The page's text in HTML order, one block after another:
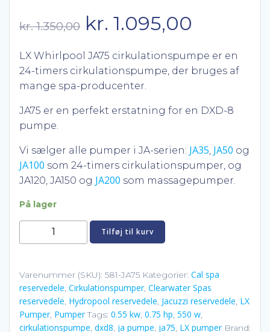
kr.1.350,00 Den
oprindelige
pris
var:
kr. 1.350,00.
kr. 1.095,00
aktuelle
pris
er:
kr.
LX Whirlpool JA75 cirkulationspumpe er en
24-timers cirkulationspumpe, der bruges af
mange spa-producenter.
JA75 er en perfekt erstatning for en DXD-8
pumpe.
Vi sælger alle pumper i JA-serien: JA35, JA50 og
JA100 som 24-timers cirkulationspumper, og
JA120, JA150 og JA200 som massagepumper.
På lager
Whirlpool
cirkulationspumpe
0.75
HP
antal
Tilføj til kurv
Varenummer (SKU): 581-JA75 Kategorier: Cal spa
reservedele, Cirkulationspumper, Clearwater Spas
reservedele, Hydropool reservedele, Jacuzzi reservedele, LX
Pumper, Pumper Tags: 0.55 kw, 0.75 hp, 550 w,
cirkulationspumpe, dxd8, ja pumpe, ja75, LX pumper Brand: